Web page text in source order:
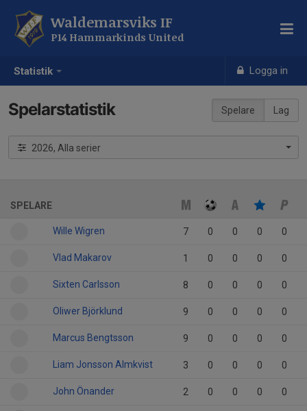
Statistik Logga in
Waldemarsviks IF
P14 Hammarkinds United
Spelare Lag
Spelarstatistik
2026, Alla serier
SPELARE
Wille Wigren 7 0 0 0 0
Vlad Makarov 1 0 0 0 0
Sixten Carlsson 8 0 0 0 0
Oliwer Björklund 9 0 0 0 0
Marcus Bengtsson 9 0 0 0 0
Liam Jonsson Almkvist 3 0 0 0 0
John Önander 2 0 0 0 0